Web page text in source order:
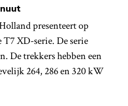
presenteert op
XD-serie. De serie
De trekkers hebben een
264, 286 en 320 kW